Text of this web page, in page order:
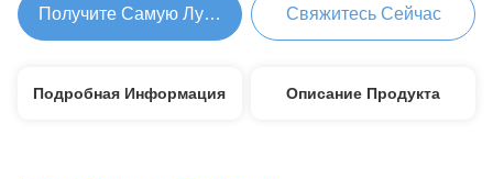
Получите Самую Лучшую ЦенуСвяжитесь Сейчас
Подробная Информация Описание Продукта